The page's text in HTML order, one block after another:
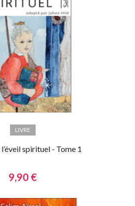
LIVRE
spirituel - Tome 1
9,90 €